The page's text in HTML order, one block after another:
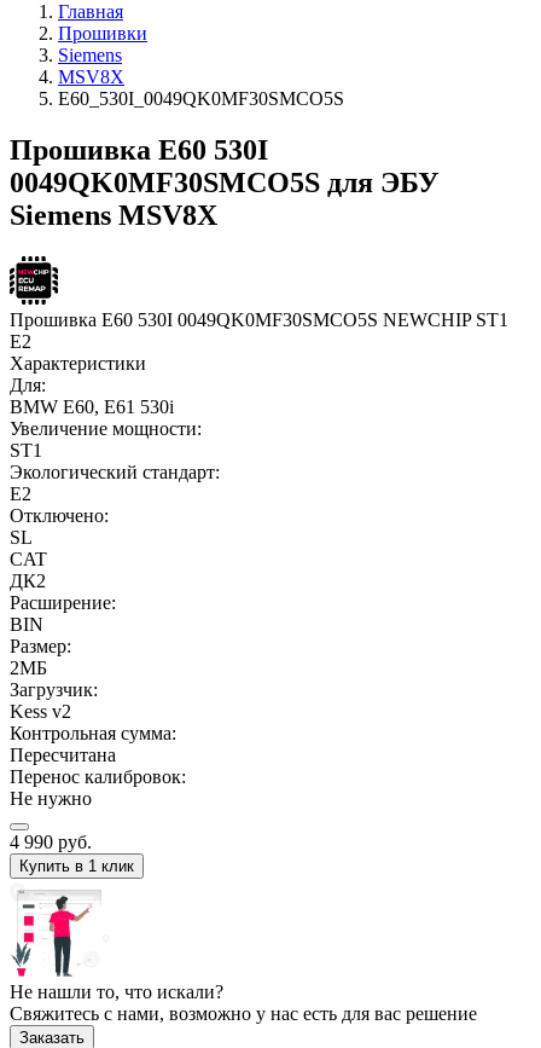
Главная
Прошивки
Siemens
MSV8X
E60_530I_0049QK0MF30SMCO5S
Прошивка E60 530I
0049QK0MF30SMCO5S для ЭБУ
Siemens MSV8X
Прошивка E60 530I 0049QK0MF30SMCO5S NEWCHIP ST1
E2
Характеристики
Для:
BMW E60, E61 530i
Увеличение мощности:
ST1
Экологический стандарт:
E2
Отключено:
SL
CAT
ДК2
Расширение:
BIN
Размер:
2МБ
Загрузчик:
Kess v2
Контрольная сумма:
Пересчитана
Перенос калибровок:
Не нужно
4 990 руб.
Купить в 1 клик
Не нашли то, что искали?
Свяжитесь с нами, возможно у нас есть для вас решение
Заказать